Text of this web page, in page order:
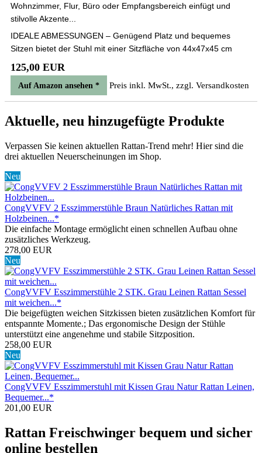
Wohnzimmer, Flur, Büro oder Empfangsbereich einfügt und
stilvolle Akzente...
IDEALE ABMESSUNGEN – Genügend Platz und bequemes
Sitzen bietet der Stuhl mit einer Sitzfläche von 44x47x45 cm
125,00 EUR
Auf Amazon ansehen * Preis inkl. MwSt., zzgl. Versandkosten
Aktuelle, neu hinzugefügte Produkte
Verpassen Sie keinen aktuellen Rattan-Trend mehr! Hier sind die
drei aktuellen Neuerscheinungen im Shop.
Neu
CongVVFV 2 Esszimmerstühle Braun Natürliches Rattan mit
Holzbeinen...*
Die einfache Montage ermöglicht einen schnellen Aufbau ohne
zusätzliches Werkzeug.
278,00 EUR
Neu
CongVVFV Esszimmerstühle 2 STK. Grau Leinen Rattan Sessel
mit weichen...*
Die beigefügten weichen Sitzkissen bieten zusätzlichen Komfort für
entspannte Momente.; Das ergonomische Design der Stühle
unterstützt eine angenehme und stabile Sitzposition.
258,00 EUR
Neu
CongVVFV Esszimmerstuhl mit Kissen Grau Natur Rattan Leinen,
Bequemer...*
201,00 EUR
Rattan Freischwinger bequem und sicher
online bestellen